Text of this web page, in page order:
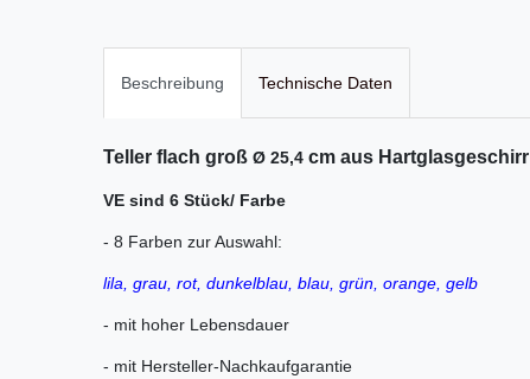
Beschreibung Technische Daten
Teller flach groß Ø 25,4 cm aus Hartglasgeschirr
VE sind 6 Stück/ Farbe
- 8 Farben zur Auswahl:
lila, grau, rot, dunkelblau, blau, grün, orange, gelb
- mit hoher Lebensdauer
- mit Hersteller-Nachkaufgarantie